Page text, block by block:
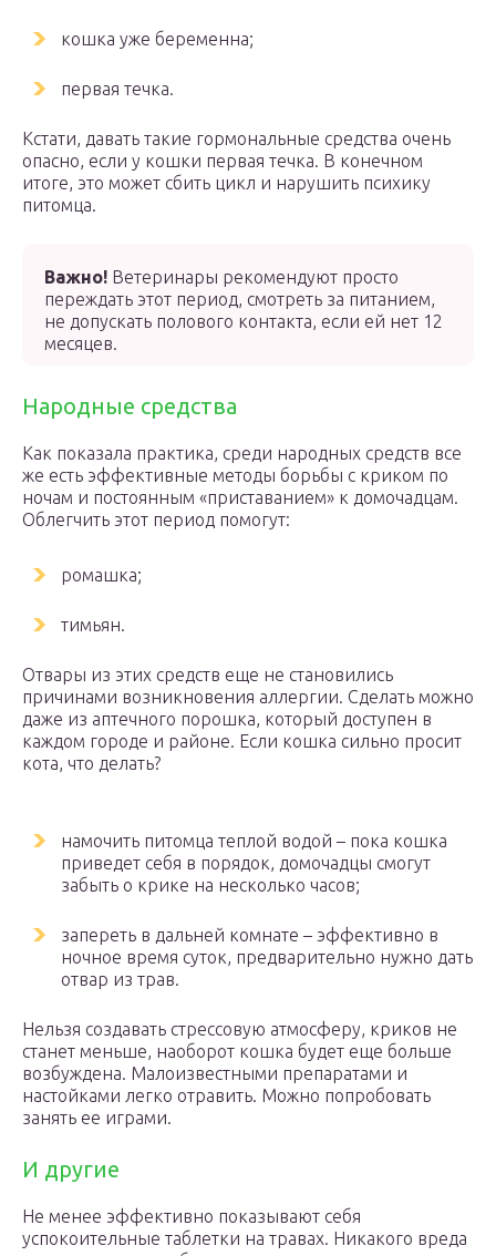
кошка уже беременна;
первая течка.
Кстати, давать такие гормональные средства очень
опасно, если у кошки первая течка. В конечном
итоге, это может сбить цикл и нарушить психику
питомца.
Важно! Ветеринары рекомендуют просто
переждать этот период, смотреть за питанием,
не допускать полового контакта, если ей нет 12
месяцев.
Народные средства
Как показала практика, среди народных средств все
же есть эффективные методы борьбы с криком по
ночам и постоянным «приставанием» к домочадцам.
Облегчить этот период помогут:
ромашка;
тимьян.
Отвары из этих средств еще не становились
причинами возникновения аллергии. Сделать можно
даже из аптечного порошка, который доступен в
каждом городе и районе. Если кошка сильно просит
кота, что делать?
намочить питомца теплой водой – пока кошка
приведет себя в порядок, домочадцы смогут
забыть о крике на несколько часов;
запереть в дальней комнате – эффективно в
ночное время суток, предварительно нужно дать
отвар из трав.
Нельзя создавать стрессовую атмосферу, криков не
станет меньше, наоборот кошка будет еще больше
возбуждена. Малоизвестными препаратами и
настойками легко отравить. Можно попробовать
занять ее играми.
И другие
Не менее эффективно показывают себя
успокоительные таблетки на травах. Никакого вреда